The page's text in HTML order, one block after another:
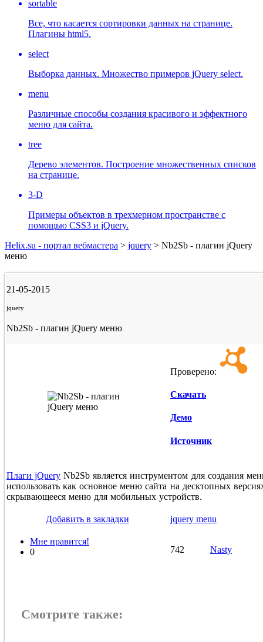
sortable
Все, что касается сортировки данных на странице.
Плагины html5.
select
Выборка данных. Множество примеров jQuery select.
menu
Различные способы создания красивого и эффектного
меню для сайта.
tree
Дерево элементов. Построение множественных списков
на странице.
3-D
Примеры объектов в трехмерном пространстве с
помощью CSS3 и jQuery.
Helix.su - портал вебмастера > jquery > Nb2Sb - плагин jQuery
меню
21-05-2015
jquery
Nb2Sb - плагин jQuery меню
Проверено:
Скачать
Демо
Источник
Плаги jQuery Nb2Sb является инструментом для создания
использовать как основное меню сайта на десктопных
скрывающееся меню для мобильных устройств.
Добавить в закладки jquery menu
Мне нравится!
0
742 Nasty
Смотрите также: